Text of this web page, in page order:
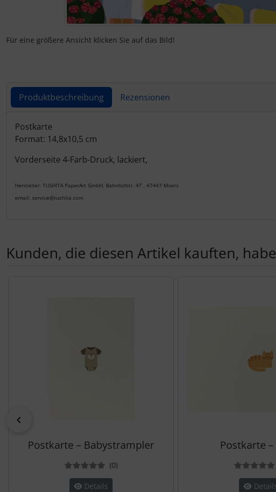
Für eine größere Ansicht klicken Sie auf das Bild!
Produktbeschreibung Rezensionen
Produktbeschreibung
Postkarte
Format: 14,8x10,5 cm
Vorderseite 4-Farb-Druck, lackiert,
Hersteller: TUSHITA PaperArt GmbH, Bahnhofstr. 47 , 47447 Moers
email: service@tushita.com
Kunden, die diesen Artikel kauften,
Postkarte – Babystrampler
(0Bewertungen
)
Details
Postkarte –